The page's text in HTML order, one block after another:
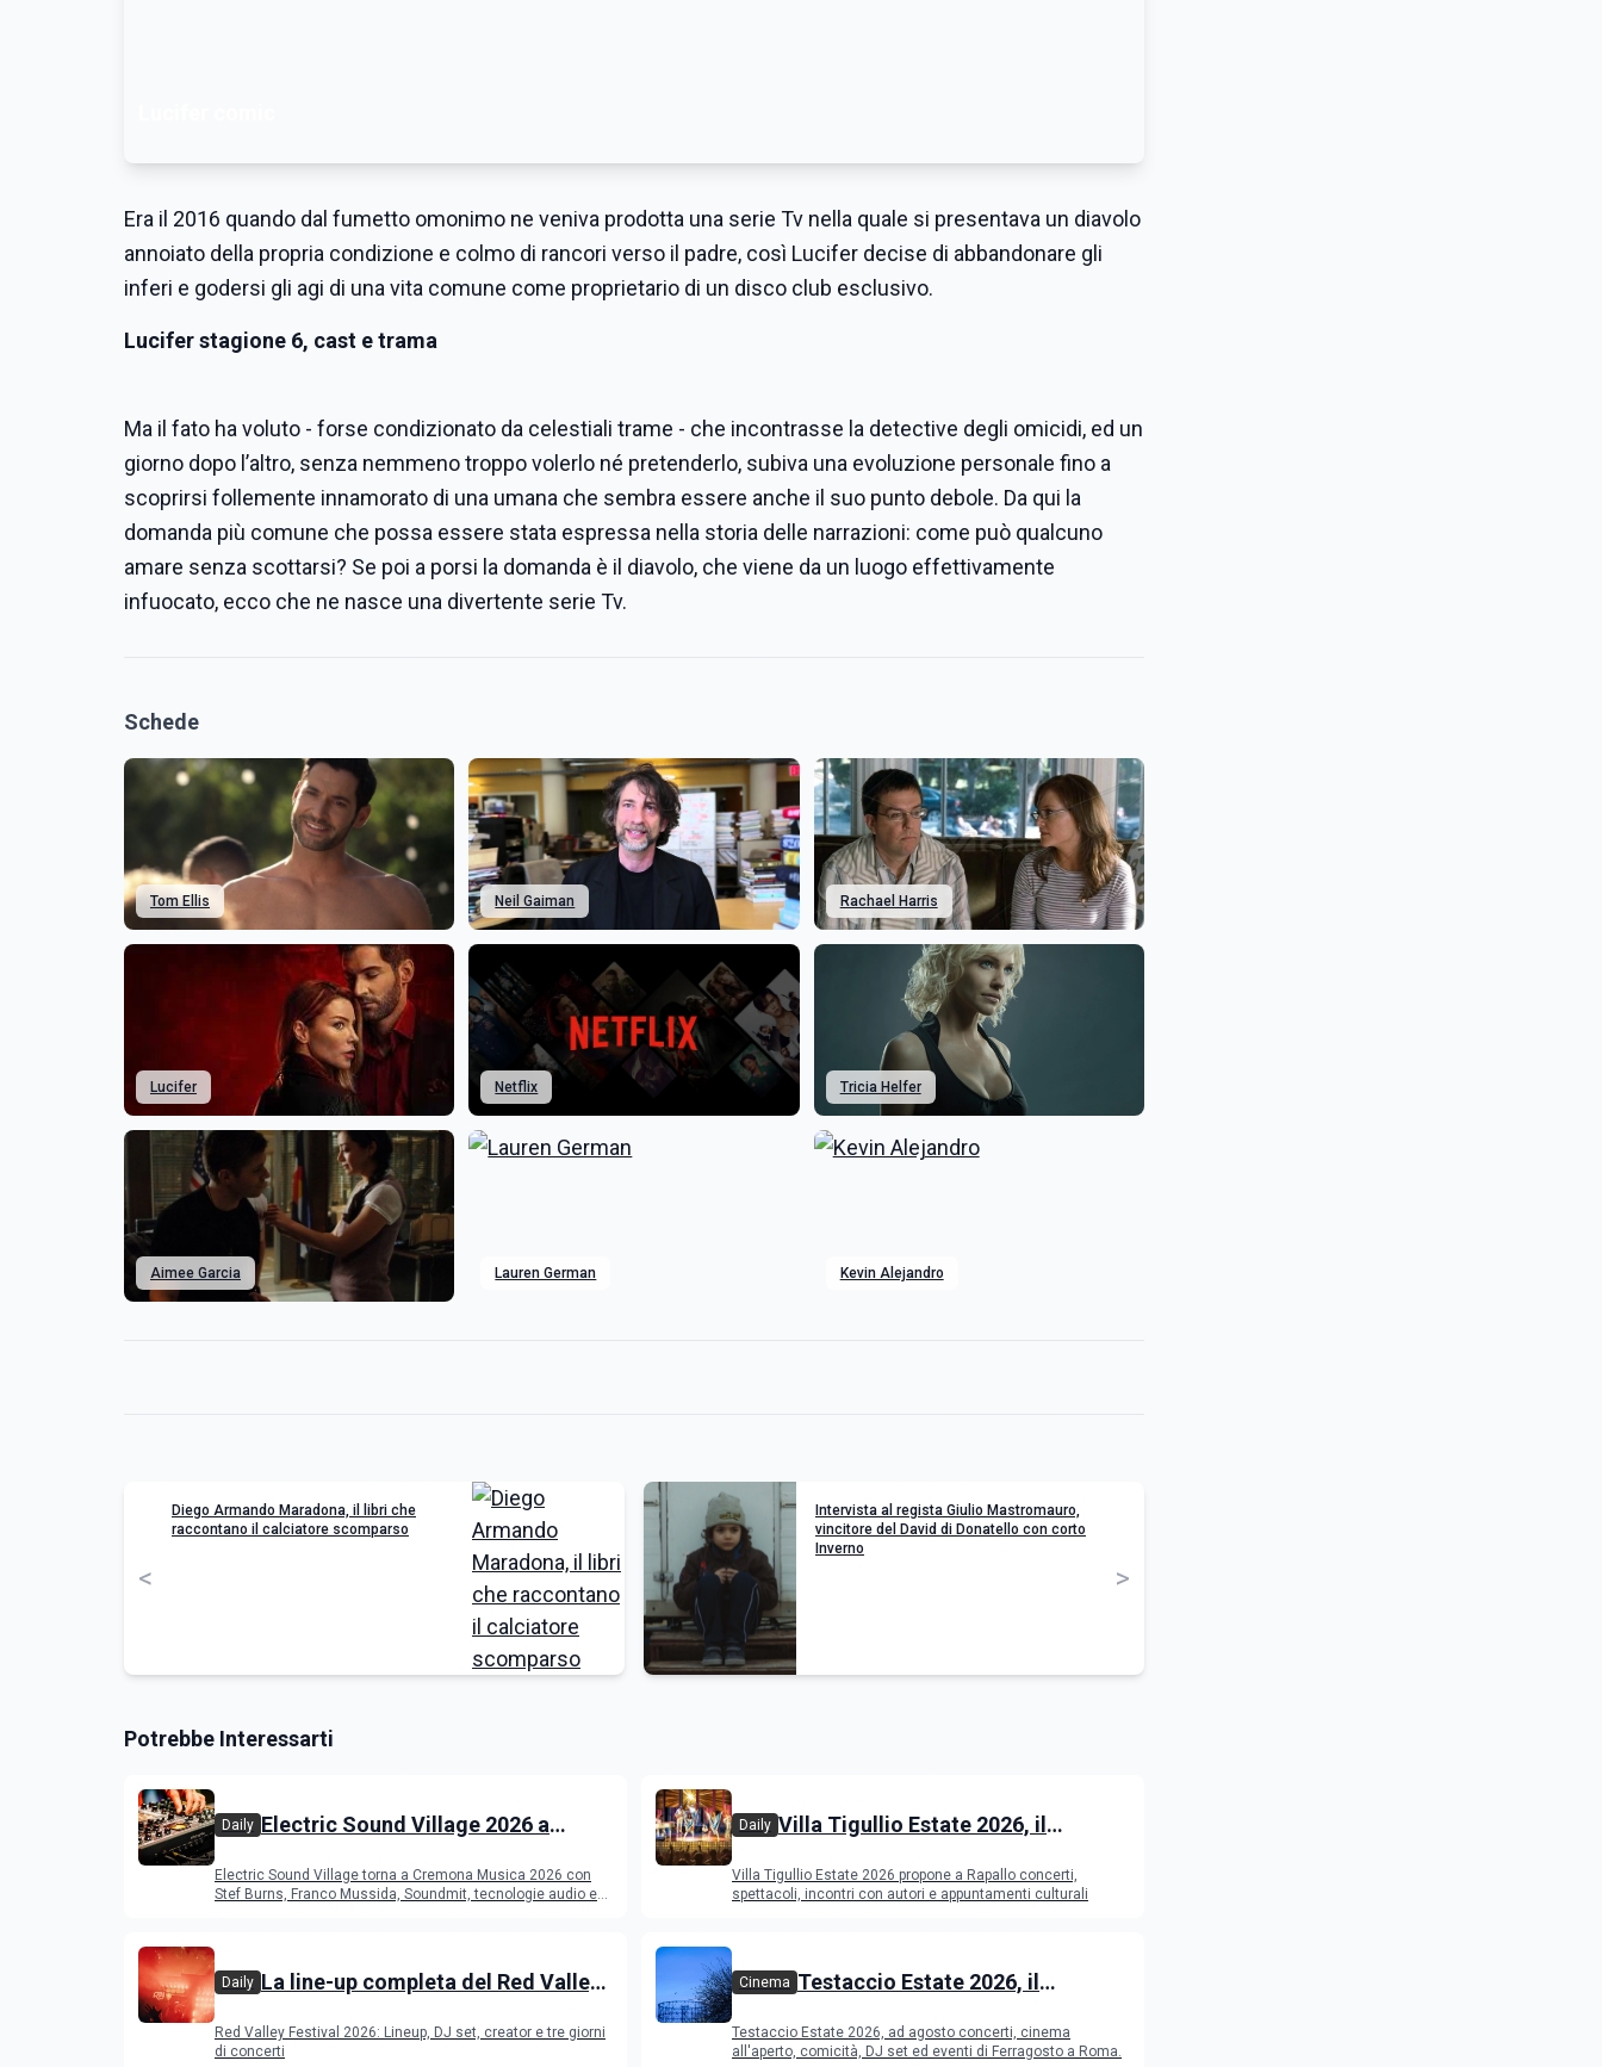
Era il 2016 quando dal fumetto omonimo ne veniva prodotta una serie Tv nella quale si presentava un diavolo
annoiato della propria condizione e colmo di rancori verso il padre, così Lucifer decise di abbandonare gli
inferi e godersi gli agi di una vita comune come proprietario di un disco club esclusivo.
Lucifer stagione 6, cast e trama
Ma il fato ha voluto - forse condizionato da celestiali trame - che incontrasse la detective degli omicidi, ed un
giorno dopo l’altro, senza nemmeno troppo volerlo né pretenderlo, subiva una evoluzione personale fino a
scoprirsi follemente innamorato di una umana che sembra essere anche il suo punto debole. Da qui la
domanda più comune che possa essere stata espressa nella storia delle narrazioni: come può qualcuno
amare senza scottarsi? Se poi a porsi la domanda è il diavolo, che viene da un luogo effettivamente
infuocato, ecco che ne nasce una divertente serie Tv.
Schede
Tom Ellis Neil Gaiman Rachael Harris
Lucifer Netflix Tricia Helfer
Aimee Garcia Lauren German Kevin Alejandro
<
Diego Armando Maradona, il libri che
raccontano il calciatore scomparso
Intervista al regista Giulio Mastromauro,
vincitore del David di Donatello con corto
Inverno
>
Potrebbe Interessarti
Daily Electric Sound Village 2026 a
Young Band Contest, il programma
Electric Sound Village torna a Cremona Musica 2026 con
Stef Burns, Franco Mussida, Soundmit, tecnologie audio e
Daily Villa Tigullio Estate 2026, il
Villa Tigullio Estate 2026 propone a Rapallo concerti,
spettacoli, incontri con autori e appuntamenti culturali
Daily La line-up completa del Red Valley
Red Valley Festival 2026: Lineup, DJ set, creator e tre giorni
di concerti
Cinema Testaccio Estate 2026, il
Ferragosto
Testaccio Estate 2026, ad agosto concerti, cinema
all'aperto, comicità, DJ set ed eventi di Ferragosto a Roma.